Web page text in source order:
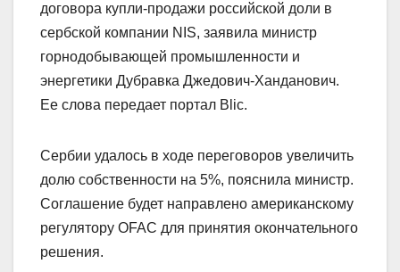
договора купли-продажи российской доли в
сербской компании NIS, заявила министр
горнодобывающей промышленности и
энергетики Дубравка Джедович-Ханданович.
Ее слова передает портал Blic.
Сербии удалось в ходе переговоров увеличить
долю собственности на 5%, пояснила министр.
Соглашение будет направлено американскому
регулятору OFAC для принятия окончательного
решения.